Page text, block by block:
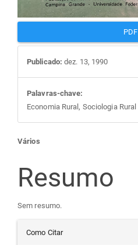
PDF
Publicado: dez. 13, 1990
Palavras-chave:
Economia Rural, Sociologia Rural
Conteúdo
do
artigo
principal
Vários
Resumo
Sem resumo.
Detalhes
Como Citar